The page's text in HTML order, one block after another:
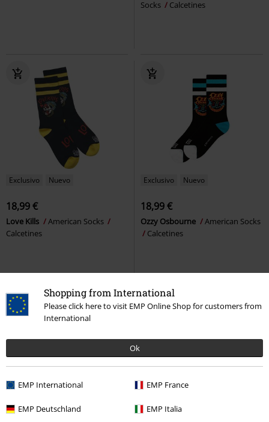
Shopping from International
Please click here to visit EMP Online Shop for customers from
International
Ok
EMP International EMP France
EMP Deutschland EMP Italia
Socks
Calcetines
Exclusivo Nuevo
18,99 €
Love Kills
American Socks
Calcetines
Exclusivo Nuevo
18,99 €
Ozzy Osbourne
American Socks
Calcetines
Exclusivo Nuevo Exclusivo